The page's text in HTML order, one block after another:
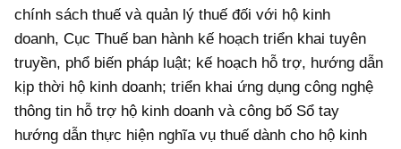
chính sách thuế và quản lý thuế đối với hộ kinh
doanh, Cục Thuế ban hành kế hoạch triển khai tuyên
truyền, phổ biến pháp luật; kế hoạch hỗ trợ, hướng dẫn
kịp thời hộ kinh doanh; triển khai ứng dụng công nghệ
thông tin hỗ trợ hộ kinh doanh và công bố Sổ tay
hướng dẫn thực hiện nghĩa vụ thuế dành cho hộ kinh